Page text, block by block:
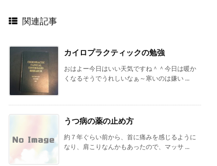
関連記事
カイロプラクティックの勉強
おはよー今日はいい天気ですね＾＾今日は暖か
くなるそうでうれしいなぁ～寒いのは嫌い ...
うつ病の薬の止め方
約７年ぐらい前から、首に痛みを感じるように
なり、肩こりなんかもあったので、マッサ ...